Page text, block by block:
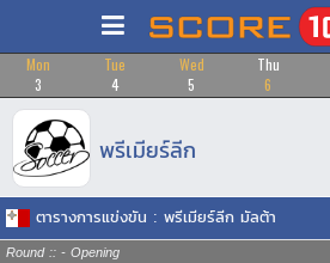
Mon
3
Tue
4
Wed
5
Thu
6
พรีเมียร์ลีก
ตารางการแข่งขัน : พรีเมียร์ลีก มัลต้า
Round :: - Opening